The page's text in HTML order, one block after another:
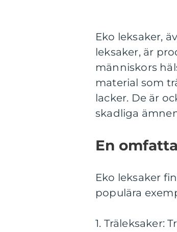
Eko leksaker,
leksaker, är
människors
material som
lacker. De är
skadliga
En
Eko leksaker
populära
1. Träleksaker: